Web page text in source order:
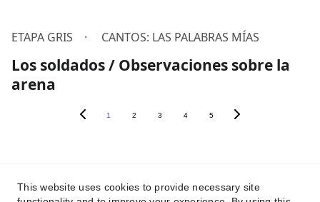
ETAPA GRIS CANTOS: LAS PALABRAS MÍAS
Los soldados / Observaciones sobre la
arena
1 2 3 4 5
robertescritorinfo@gmail.com
This website uses cookies to provide necessary site